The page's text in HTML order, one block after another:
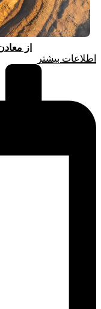
از
اطلاعات بیشتر